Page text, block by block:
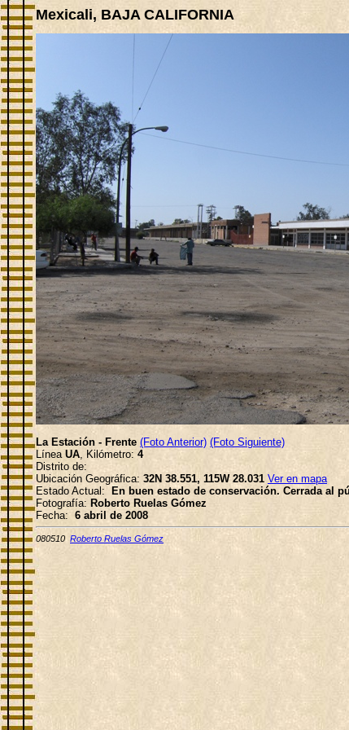
Mexicali, BAJA CALIFORNIA
La Estación - Frente (Foto Anterior) (Foto Siguiente)
LíneaUA, Kilómetro: 4
Distrito de:
Ubicación Geográfica: 32N 38.551, 115W 28.031 Ver en mapa
Estado Actual:
En buen estado de conservación. Cerrada al
Fotografía: Roberto Ruelas Gómez
Fecha: 6 abril de 2008
080510 Roberto Ruelas Gómez